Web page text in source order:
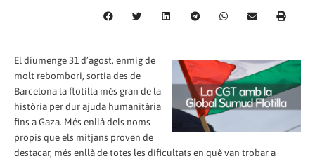
El diumenge 31 d’agost, enmig de
molt rebombori, sortia des de
Barcelona la flotilla més gran de la
història per dur ajuda humanitària
fins a Gaza. Més enllà dels noms
propis que els mitjans proven de
destacar, més enllà de totes les dificultats en què van trobar a